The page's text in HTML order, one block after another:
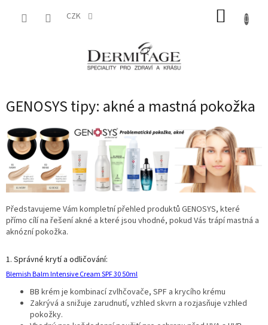
CZK
GENOSYS tipy: akné a mastná pokožka
Představujeme Vám kompletní přehled produktů GENOSYS, které
přímo cílí na řešení akné a které jsou vhodné, pokud Vás trápí mastná a
aknózní pokožka.
1. Správné krytí a odličování:
Blemish Balm Intensive Cream SPF 30 50ml
BB krém je kombinací zvlhčovače, SPF a krycího krému
Zakrývá a snižuje zarudnutí, vzhled skvrn a rozjasňuje vzhled
pokožky.